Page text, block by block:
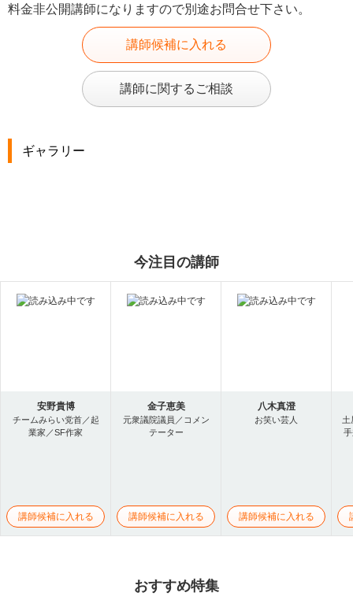
料金非公開講師になりますので別途お問合せ下さい。
講師候補に入れる
講師に関するご相談
ギャラリー
今注目の講師
安野貴博
チームみらい党首／起
業家／SF作家
講師候補に入れる
金子恵美
元衆議院議員／コメン
テーター
講師候補に入れる
八木真澄
お笑い芸人
講師候補に入れる
土
おすすめ特集